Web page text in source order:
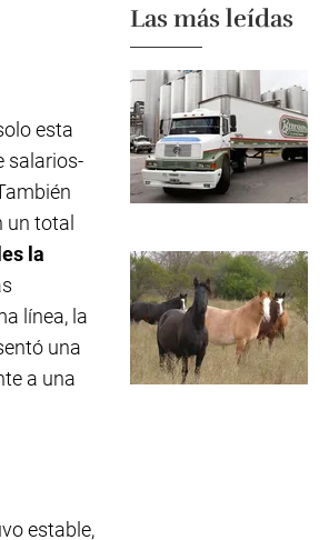
esta
salarios-
un total
la
línea, la
una
a una
estable,
Las más leídas